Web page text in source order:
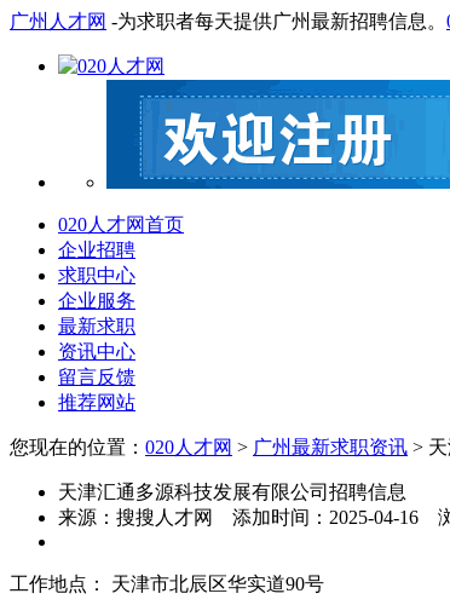
广州人才网 -为求职者每天提供广州最新招聘信息。
020人才网首页
企业招聘
求职中心
企业服务
最新求职
资讯中心
留言反馈
推荐网站
您现在的位置： 020人才网 > 广州最新求职资讯 >
天津汇通多源科技发展有限公司招聘信息
来源： 搜搜人才网 添加时间： 2025-04-16
工作地点： 天津市北辰区华实道90号